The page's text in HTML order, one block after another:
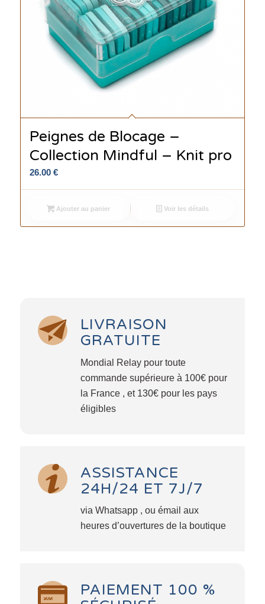
Peignes de Blocage –
Collection Mindful – Knit pro
26.00 €
Ajouter au panier Voir les détails
LIVRAISON
GRATUITE
Mondial Relay pour toute
commande supérieure à 100€ pour
la France , et 130€ pour les pays
éligibles
ASSISTANCE
24H/24 ET 7J/7
via Whatsapp , ou émail aux
heures d’ouvertures de la boutique
PAIEMENT 100 %